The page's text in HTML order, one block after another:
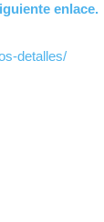
enlace.
detalles/